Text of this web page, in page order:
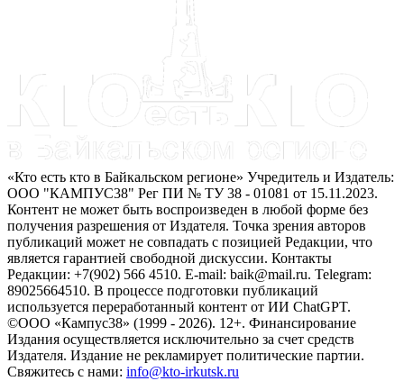
«Кто есть кто в Байкальском регионе» Учредитель и Издатель:
ООО "КАМПУС38" Рег ПИ № ТУ 38 - 01081 от 15.11.2023.
Контент не может быть воспроизведен в любой форме без
получения разрешения от Издателя. Точка зрения авторов
публикаций может не совпадать с позицией Редакции, что
является гарантией свободной дискуссии. Контакты
Редакции: +7(902) 566 4510. E-mail: baik@mail.ru. Telegram:
89025664510. В процессе подготовки публикаций
используется переработанный контент от ИИ ChatGPT.
©ООО «Кампус38» (1999 - 2026). 12+. Финансирование
Издания осуществляется исключительно за счет средств
Издателя. Издание не рекламирует политические партии.
Свяжитесь с нами: info@kto-irkutsk.ru